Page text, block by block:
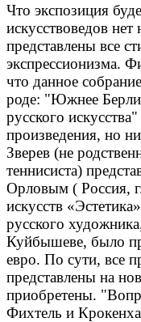
Что экспозиция
искусствоведов
представлены все
экспрессионизма.
что данное
роде: "Южнее
русского
произведения, но
Зверев (не
теннисиста)
Орловым ( Россия,
искусств
русского
Куйбышеве, было
евро. По сути, все
представлены на
приобретены.
Фихтель и